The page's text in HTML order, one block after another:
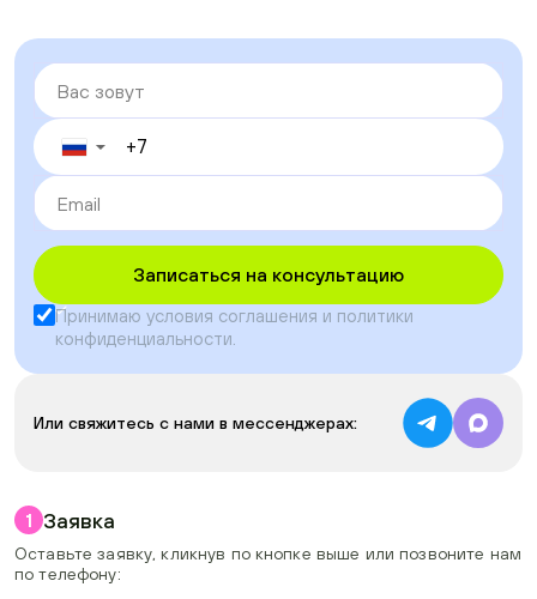
▼
Записаться на консультацию
Принимаю условия соглашения и политики
конфиденциальности.
Или свяжитесь с нами в мессенджерах:
1 Заявка
Оставьте заявку, кликнув по кнопке выше или позвоните нам
по телефону: